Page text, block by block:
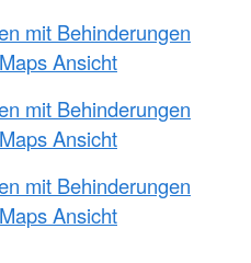
mit Behinderungen
Ansicht
mit Behinderungen
Ansicht
mit Behinderungen
Ansicht